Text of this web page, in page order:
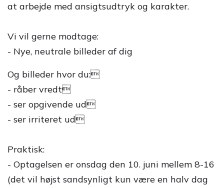
at arbejde med ansigtsudtryk og karakter.
Vi vil gerne modtage:
- Nye, neutrale billeder af dig
Og billeder hvor du:
- råber vredt
- ser opgivende ud
- ser irriteret ud
Praktisk:
- Optagelsen er onsdag den 10. juni mellem 8-16
(det vil højst sandsynligt kun være en halv dag